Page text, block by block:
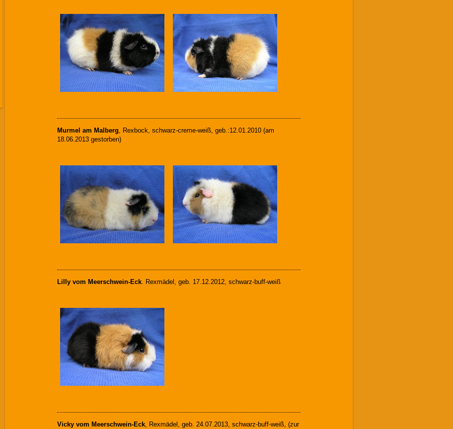
Murmel am Malberg, Rexbock, schwarz-creme-weiß, geb.:12.01.2010 (am
18.06.2013 gestorben)
Lilly vom Meerschwein-Eck. Rexmädel, geb. 17.12.2012, schwarz-buff-weiß
Vicky vom Meerschwein-Eck, Rexmädel, geb. 24.07.2013, schwarz-buff-weiß, (zur